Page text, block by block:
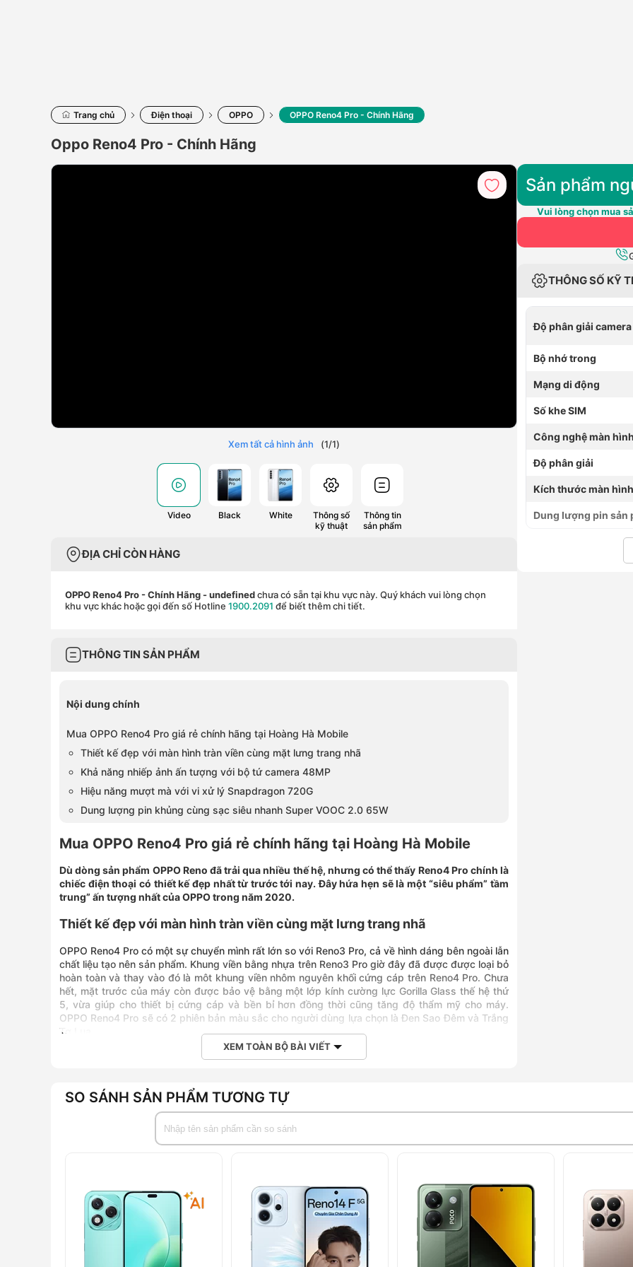
Trang chủ Điện thoại OPPO OPPO Reno4 Pro - Chính Hãng
Oppo Reno4 Pro - Chính Hãng
Xem tất cả hình ảnh (1/1)
Video Black White
Thông số
kỹ thuật
Thông tin
sản phẩm
ĐỊA CHỈ CÒN HÀNG
OPPO Reno4 Pro - Chính Hãng - undefinedchưa có sẵn tại khu vực này. Quý khách vui lòng chọn
khu vực khác hoặc gọi đến số Hotline 1900.2091 để biết thêm chi tiết.
THÔNG TIN SẢN PHẨM
Nội dung chính
Mua OPPO Reno4 Pro giá rẻ chính hãng tại Hoàng Hà Mobile
Thiết kế đẹp với màn hình tràn viền cùng mặt lưng trang nhã
Khả năng nhiếp ảnh ấn tượng với bộ tứ camera 48MP
Hiệu năng mượt mà với vi xử lý Snapdragon 720G
Dung lượng pin khủng cùng sạc siêu nhanh Super VOOC 2.0 65W
Mua OPPO Reno4 Pro giá rẻ chính hãng tại Hoàng Hà Mobile
Dù dòng sản phẩm OPPO Reno đã trải qua nhiều thế hệ, nhưng có thể thấy Reno4 Pro chính là
chiếc điện thoại có thiết kế đẹp nhất từ trước tới nay. Đây hứa hẹn sẽ là một “siêu phẩm” tầm
trung” ấn tượng nhất của OPPO trong năm 2020.
Thiết kế đẹp với màn hình tràn viền cùng mặt lưng trang nhã
OPPO Reno4 Pro có một sự chuyển mình rất lớn so với Reno3 Pro, cả về hình dáng bên ngoài lẫn
chất liệu tạo nên sản phẩm. Khung viền bằng nhựa trên Reno3 Pro giờ đây đã được được loại bỏ
hoàn toàn và thay vào đó là môt khung viền nhôm nguyên khối cứng cáp trên Reno4 Pro. Chưa
hết, mặt trước của máy còn được bảo vệ bằng một lớp kính cường lực Gorilla Glass thế hệ thứ
5, vừa giúp cho thiết bị cứng cáp và bền bỉ hơn đồng thời cũng tăng độ thẩm mỹ cho máy.
OPPO Reno4 Pro sẽ có 2 phiên bản màu sắc cho người dùng lựa chọn là Đen Sao Đêm và Trắng
Tơ Lụa.
nhiều đó là màn hình được uốn cong 3D về hai cạnh bên cực kì hiện đại và quyến rũ. Màn hình
của Reno4 Pro có kích thước 6.5 inch, độ phân giải Full HD trên tấm nền AMOLED. Các tính năng
hữu ích khác mà OPPO mang tới cho Reno4 Pro bao gồm màn hình 16 triệu màu, tốc độ tần số
quét màn hình 90Hz giúp cho mọi thao tác vuốt chạm của người dùng trở nên mượt mà hơn.
Cảm biến vân tay của máy cũng được đặt dưới màn hình để giúp người dùng có thể mở khóa
Khả năng nhiếp ảnh ấn tượng với bộ tứ camera 48MP
OPPO từ trước tới nay luôn là một hãng điện thoại có lợi thế về khoản camera và tất nhiên,
OPPO Reno4 Pro cũng không phải là trường hợp ngoại lệ. Thiết bị này được hãng trang bị một
hệ thống bao gồm 4 ống kính cực kì chất lượng bao gồm: 1 ống kính chính độ phân giải 48MP
khẩu độ f/1.7 sử dụng cảm biến IMX 586 của Sony, hỗ trợ lấy nét theo pha; 1 camera góc siêu
XEM TOÀN BỘ BÀI VIẾT
Sản phẩm
Vui lòng chọn mua
THÔNG SỐ KỸ
Độ phân giải camera
Bộ nhớ trong
Mạng di động
Số khe SIM
Công nghệ màn
Độ phân giải
Kích thước màn hình
Dung lượng pin sản
SO SÁNH SẢN PHẨM TƯƠNG TỰ